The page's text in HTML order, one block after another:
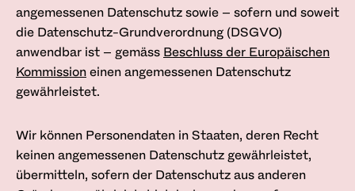
angemessenen Datenschutz sowie – sofern und soweit
die Datenschutz-Grund­verordnung (DSGVO)
anwendbar ist – gemäss Beschluss der Europäischen
Kommission einen angemessenen Datenschutz
gewährleistet.
Wir können Personendaten in Staaten, deren Recht
keinen angemessenen Datenschutz gewährleistet,
übermitteln, sofern der Datenschutz aus anderen